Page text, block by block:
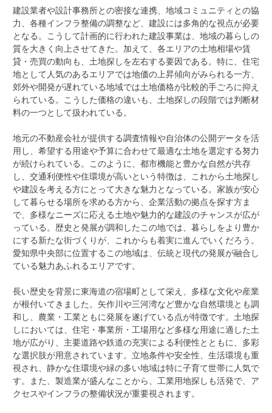
建設業者や設計事務所との密接な連携、地域コミュニティとの協
力、各種インフラ整備の調整など、建設には多角的な視点が必要
となる。こうして計画的に行われた建設事業は、地域の暮らしの
質を大きく向上させてきた。加えて、各エリアの土地相場や賃
貸・売買の動向も、土地探しを左右する要因である。特に、住宅
地として人気のあるエリアでは地価の上昇傾向がみられる一方、
郊外や開発が遅れている地域では土地価格が比較的手ごろに抑え
られている。こうした価格の違いも、土地探しの段階では判断材
料の一つとして扱われている。
地元の不動産会社が提供する調査情報や自治体の公開データを活
用し、希望する用途や予算に合わせて最適な土地を選定する努力
が続けられている。このように、都市機能と豊かな自然が共存
し、交通利便性や住環境が高いという特徴は、これから土地探し
や建設を考える方にとって大きな魅力となっている。家族が安心
して暮らせる場所を求める方から、企業活動の拠点を探す方ま
で、多様なニーズに応える土地や魅力的な建設のチャンスが広が
っている。歴史と発展が調和したこの地では、暮らしをより豊か
にする新たな街づくりが、これからも着実に進んでいくだろう。
愛知県中央部に位置するこの地域は、伝統と現代の発展が融合し
ている魅力あふれるエリアです。
長い歴史を背景に東海道の宿場町として栄え、多様な文化や産業
が根付いてきました。矢作川や三河湾など豊かな自然環境とも調
和し、農業・工業ともに発展を遂げている点が特徴です。土地探
しにおいては、住宅・事業所・工場用など多様な用途に適した土
地が広がり、主要道路や鉄道の充実による利便性とともに、多彩
な選択肢が用意されています。立地条件や安全性、生活環境も重
視され、静かな住環境や緑の多い地域は特に子育て世帯に人気で
す。また、製造業が盛んなことから、工業用地探しも活発で、ア
クセスやインフラの整備状況が重要視されます。